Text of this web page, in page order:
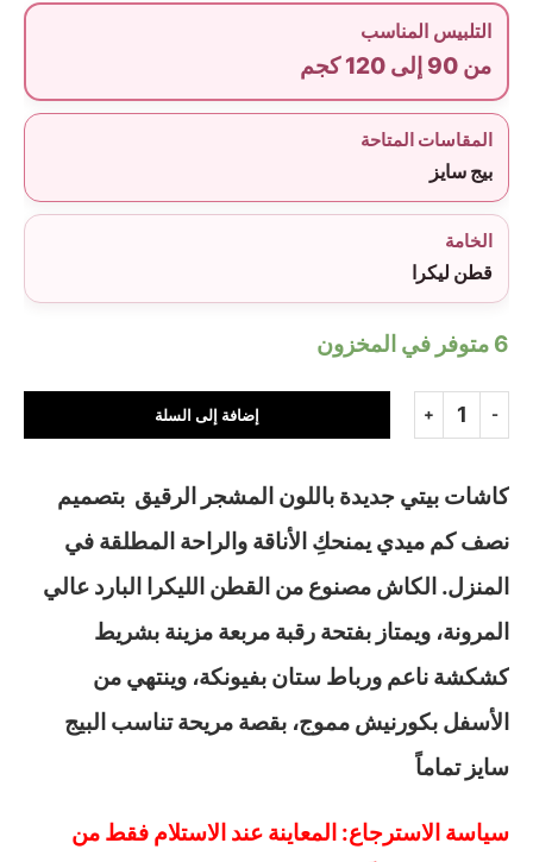
التلبيس المناسب
من 90 إلى 120 كجم
المقاسات المتاحة
بيج سايز
الخامة
قطن ليكرا
6 متوفر في المخزون
إضافة إلى السلة
كاشات بيتي جديدة باللون المشجر الرقيق بتصميم
نصف كم ميدي يمنحكِ الأناقة والراحة المطلقة في
المنزل. الكاش مصنوع من القطن الليكرا البارد عالي
المرونة، ويمتاز بفتحة رقبة مربعة مزينة بشريط
كشكشة ناعم ورباط ستان بفيونكة، وينتهي من
الأسفل بكورنيش مموج، بقصة مريحة تناسب البيج
سايز تماماً
سياسة الاسترجاع: المعاينة عند الاستلام فقط من